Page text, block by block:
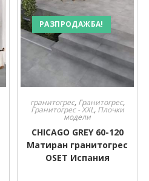
РАЗПРОДАЖБА!
гранитогрес, Гранитогрес,
Гранитогрес - XXL, Плочки
модели
CHICAGO GREY 60-120
Матиран гранитогрес
OSET Испания